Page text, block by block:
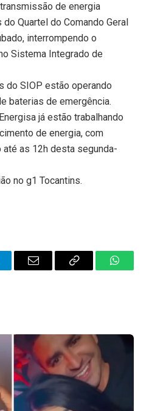
de energia
Quartel do Comando Geral
interrompendo o
Sistema Integrado de
do SIOP estão operando
baterias de emergência.
já estão trabalhando
de energia, com
as 12h desta segunda-
no g1 Tocantins.
Email
Copy